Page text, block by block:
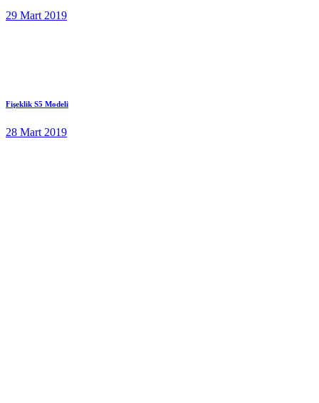
29 Mart 2019
Fişeklik S5 Modeli
28 Mart 2019